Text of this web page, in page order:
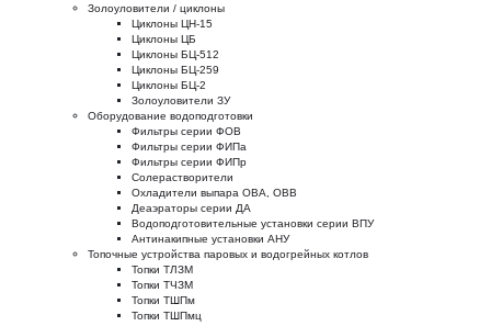
Золоуловители / циклоны
Циклоны ЦН-15
Циклоны ЦБ
Циклоны БЦ-512
Циклоны БЦ-259
Циклоны БЦ-2
Золоуловители ЗУ
Оборудование водоподготовки
Фильтры серии ФОВ
Фильтры серии ФИПа
Фильтры серии ФИПр
Солерастворители
Охладители выпара ОВА, ОВВ
Деаэраторы серии ДА
Водоподготовительные установки серии ВПУ
Антинакипные установки АНУ
Топочные устройства паровых и водогрейных котлов
Топки ТЛЗМ
Топки ТЧЗМ
Топки ТШПм
Топки ТШПмц